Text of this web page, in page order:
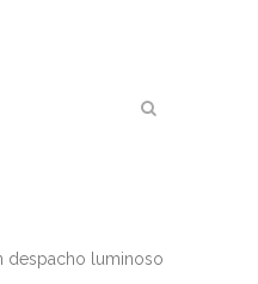
despacho luminoso